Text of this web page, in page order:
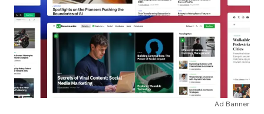
Ad Banner